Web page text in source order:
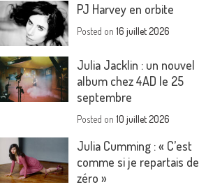
PJ Harvey en orbite
Posted on16 juillet 2026
Julia Jacklin : un nouvel
album chez 4AD le 25
septembre
Posted on10 juillet 2026
Julia Cumming : « C’est
comme si je repartais de
zéro »